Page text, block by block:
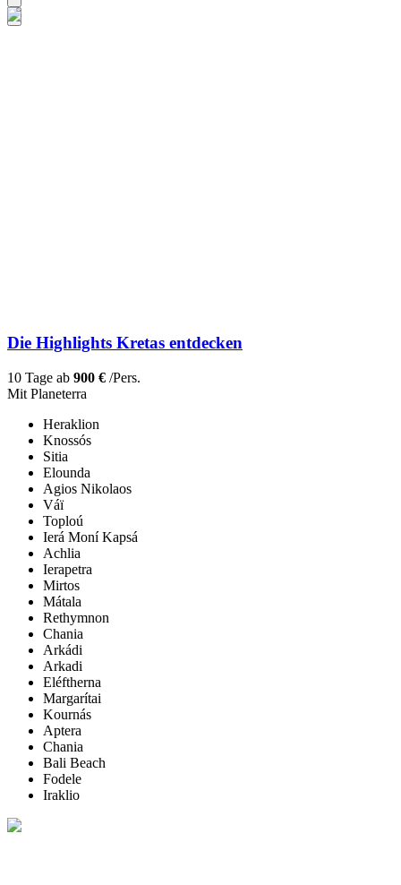
Die Highlights Kretas entdecken
10 Tage ab 900 € /Pers.
Mit Planeterra
Heraklion
Knossós
Sitia
Elounda
Agios Nikolaos
Váï
Toploú
Ierá Moní Kapsá
Achlia
Ierapetra
Mirtos
Mátala
Rethymnon
Chania
Arkádi
Arkadi
Eléftherna
Margarítai
Kournás
Aptera
Chania
Bali Beach
Fodele
Iraklio